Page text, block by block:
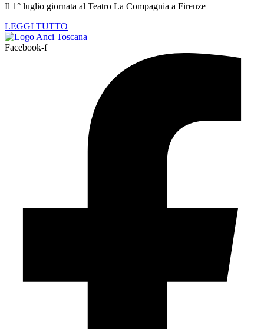
Il 1° luglio giornata al Teatro La Compagnia a Firenze
LEGGI TUTTO
Facebook-f